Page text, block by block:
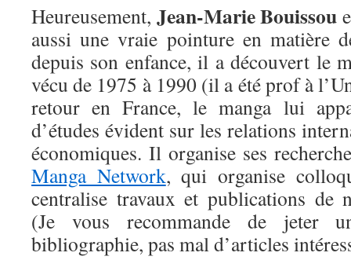
Heureusement, Jean-Marie Bouissou
aussi une vraie pointure en matière
depuis son enfance, il a découvert le
vécu de 1975 à 1990 (il a été prof à
retour en France, le manga lui
d’études évident sur les relations
économiques. Il organise ses
Manga Network, qui organise
centralise travaux et publications de
(Je vous recommande de jeter
bibliographie, pas mal d’articles